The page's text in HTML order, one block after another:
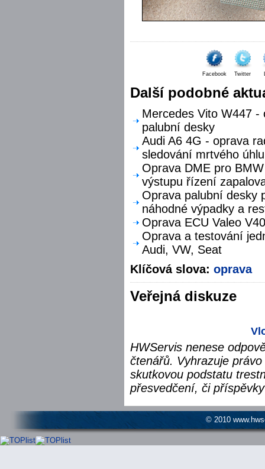
Facebook Twitter
Další podobné
Mercedes Vito W447
palubní desky
Audi A6 4G - oprava
sledování mrtvého úhlu
Oprava DME pro
výstupu řízení
Oprava palubní desky
náhodné výpadky a
Oprava ECU Valeo
Oprava a testování
Audi, VW, Seat
Klíčová slova: oprava
Veřejná diskuze
HWServis nenese
čtenářů. Vyhrazuje
skutkovou podstatu
přesvedčení, či
© 2010